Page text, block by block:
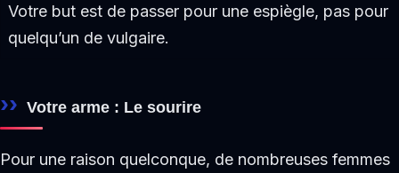
Votre but est de passer pour une espiègle, pas pour
quelqu’un de vulgaire.
Votre arme : Le sourire
Pour une raison quelconque, de nombreuses femmes